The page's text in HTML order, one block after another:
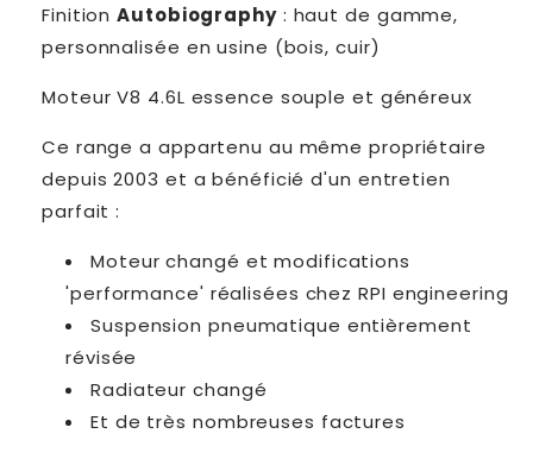
FinitionAutobiography: haut de gamme,
personnalisée en usine (bois, cuir)
Moteur V8 4.6L essence souple et généreux
Ce range a appartenu au même propriétaire
depuis 2003 et a bénéficié d'un entretien
parfait :
Moteur changé et modifications
'performance' réalisées chez RPI engineering
Suspension pneumatique entièrement
révisée
Radiateur changé
Et de très nombreuses factures